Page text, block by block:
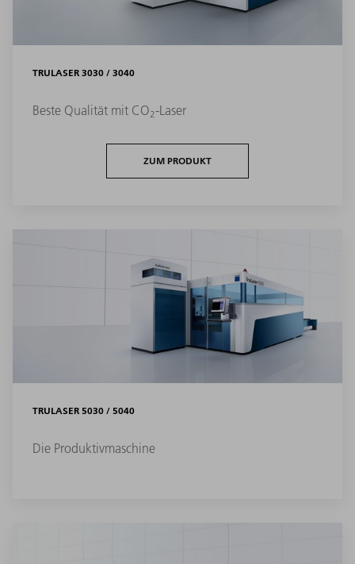
TRULASER 3030 / 3040
Beste Qualität mit CO2-Laser
ZUM PRODUKT
TRULASER 5030 / 5040
Die Produktivmaschine